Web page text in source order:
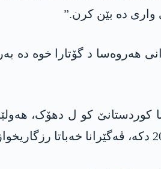
دە بێن کرن.”
ھەروەسا د گۆتارا خوە دە